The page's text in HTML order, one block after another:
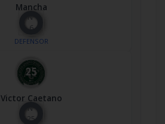
Mancha
Nº
6
DEFENSOR
Victor Caetano
Nº
25